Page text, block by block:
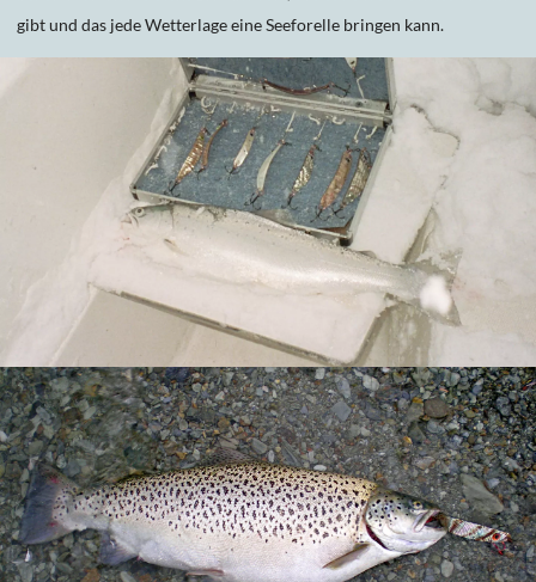
gibt und das jede Wetterlage eine Seeforelle bringen kann.